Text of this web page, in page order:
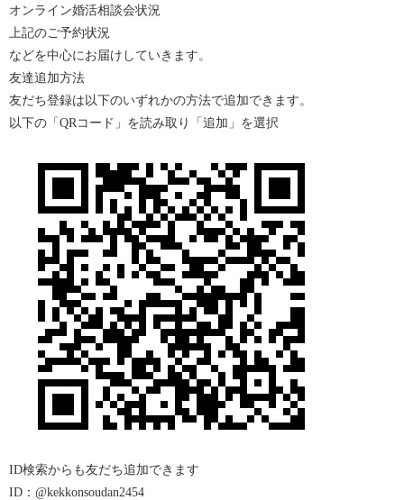
オンライン婚活相談会状況
上記のご予約状況
などを中心にお届けしていきます。
友達追加方法
友だち登録は以下のいずれかの方法で追加できます。
以下の「QR コード」を読み取り「追加」を選択
ID検索からも友だち追加できます
ID：@kekkonsoudan2454